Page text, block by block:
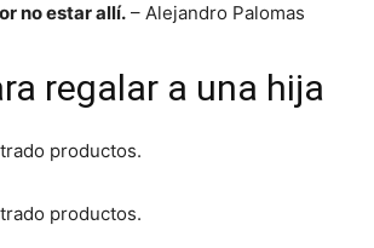
no estar allí. – Alejandro Palomas
regalar a una hija
productos.
productos.